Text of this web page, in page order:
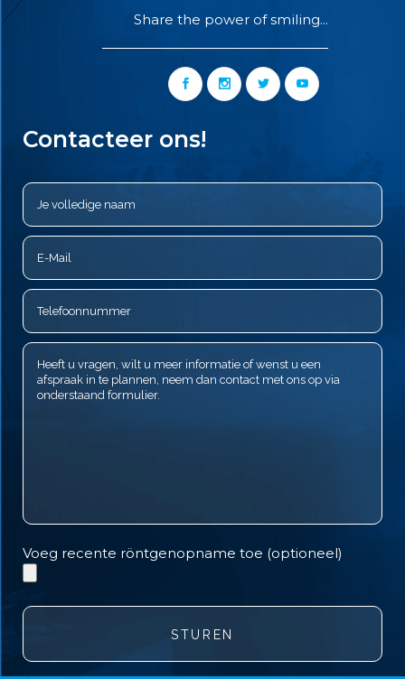
Share the power of smiling...
Contacteer ons!
Voeg recente röntgenopname toe (optioneel)